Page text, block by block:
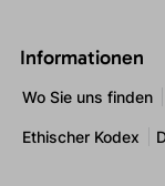
Informationen
Wo Sie uns finden
Ethischer Kodex